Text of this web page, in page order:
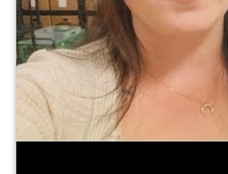
ДТП
Своими руками
Строительство и ремонт
Отказ от ответственности